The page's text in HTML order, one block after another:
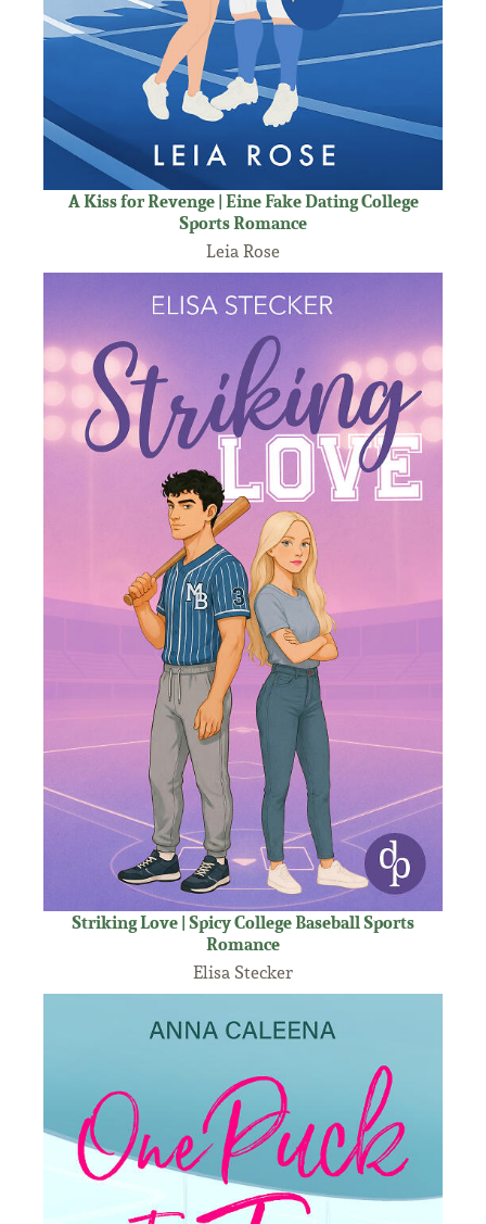
A Kiss for Revenge | Eine Fake Dating College
Sports Romance
Leia Rose
Striking Love | Spicy College Baseball Sports
Romance
Elisa Stecker